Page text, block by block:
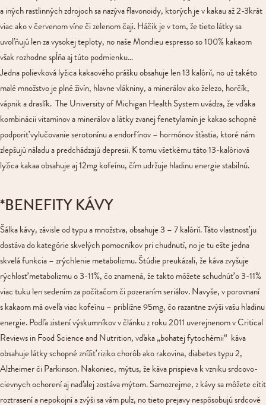
a iných rastlinných zdrojoch sa nazýva flavonoidy, ktorých je v kakau až 2-3krát
viac ako v červenom víne či zelenom čaji. Háčik je v tom, že tieto látky sa
uvoľňujú len za vysokej teploty, no naše Mondieu espresso so 100% kakaom
však rozhodne spĺňa aj túto podmienku…
Jedna polievková lyžica kakaového prášku obsahuje len 13 kalórií, no už takéto
malé množstvo je plné živín, hlavne vlákniny, a minerálov ako železo, horčík,
vápnik a draslík. The University of Michigan Health System uvádza, že vďaka
kombinácii vitamínov a minerálov a látky zvanej fenetylamín je kakao schopné
podporiť vylučovanie serotonínu a endorfínov – hormónov šťastia, ktoré nám
zlepšujú náladu a predchádzajú depresii. K tomu všetkému táto 13-kalóriová
lyžica kakaa obsahuje aj 12mg kofeínu, čím udržuje hladinu energie stabilnú.
*BENEFITY KÁVY
Šálka kávy, závisle od typu a množstva, obsahuje 3 – 7 kalórií. Táto vlastnosť ju
dostáva do kategórie skvelých pomocníkov pri chudnutí, no je tu ešte jedna
skvelá funkcia – zrýchlenie metabolizmu. Štúdie preukázali, že káva zvyšuje
rýchlosť metabolizmu o 3-11%, čo znamená, že takto môžete schudnúť o 3-11%
viac tuku len sedením za počítačom či pozeraním seriálov. Navyše, v porovnaní
s kakaom má oveľa viac kofeínu – približne 95mg, čo razantne zvýši vašu hladinu
energie. Podľa zistení výskumníkov v článku z roku 2011 uverejnenom v Critical
Reviews in Food Science and Nutrition, vďaka „bohatej fytochémii“ káva
obsahuje látky schopné znížiť riziko chorôb ako rakovina, diabetes typu 2,
Alzheimer či Parkinson. Nakoniec, mýtus, že káva prispieva k vzniku srdcovo-
cievnych ochorení aj naďalej zostáva mýtom. Samozrejme, z kávy sa môžete cítiť
roztrasení a nepokojní a zvýši sa vám pulz, no tieto prejavy nespôsobujú srdcové